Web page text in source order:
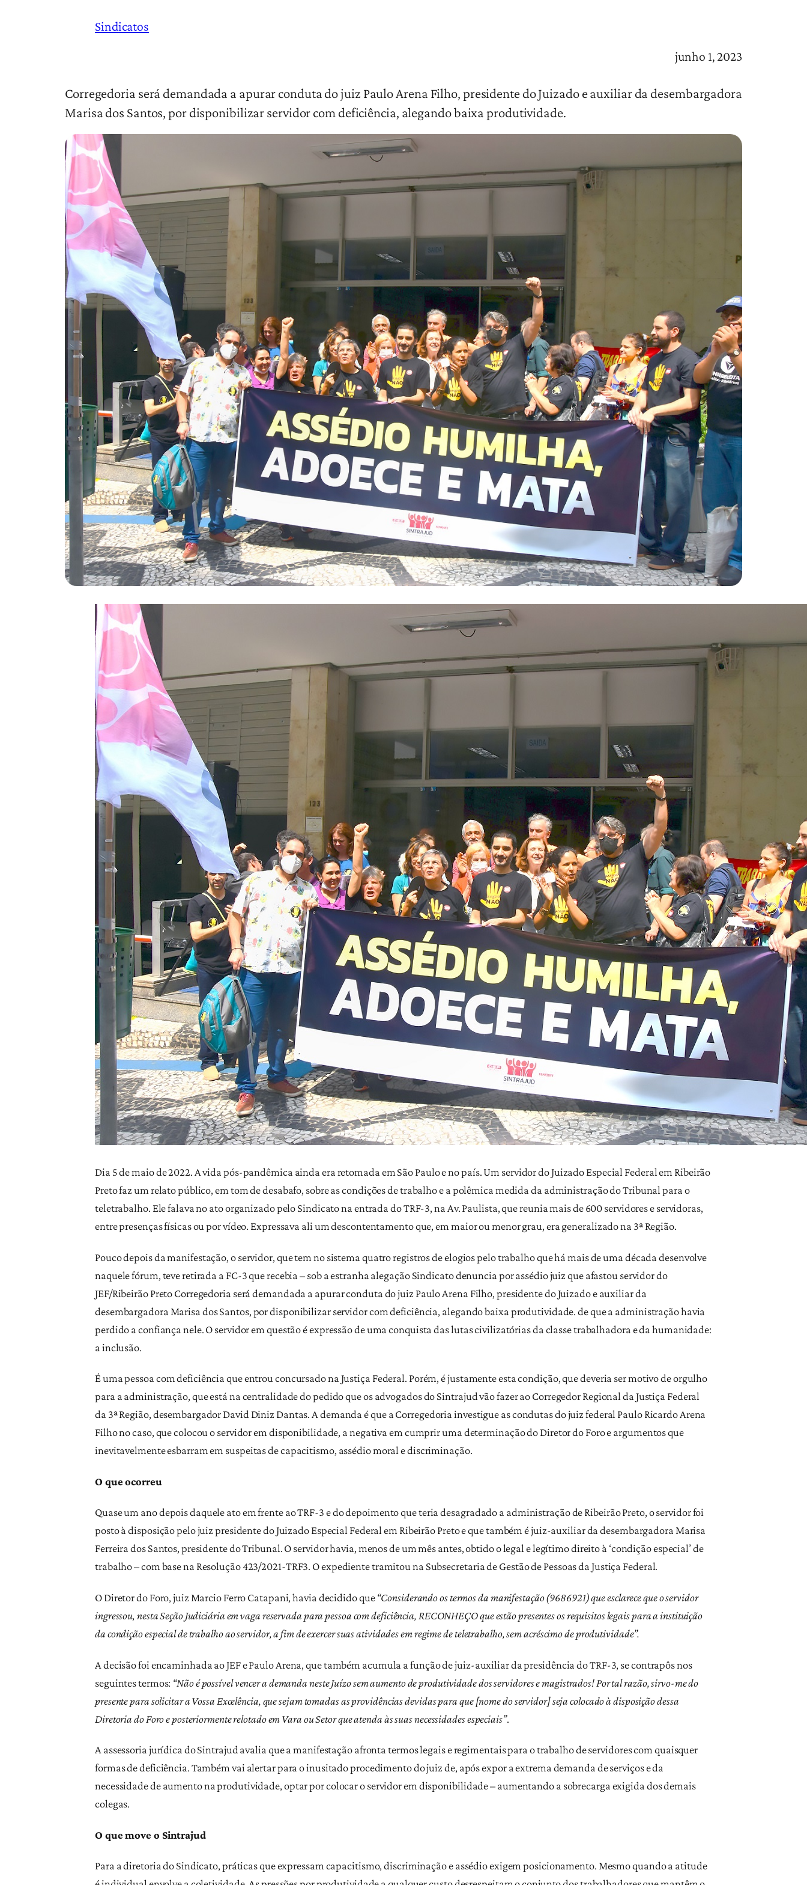
Sindicatos
junho 1, 2023
Corregedoria será demandada a apurar conduta do juiz Paulo Arena Filho, presidente do Juizado e auxiliar da desembargadora
Marisa dos Santos, por disponibilizar servidor com deficiência, alegando baixa produtividade.
Dia 5 de maio de 2022. A vida pós-pandêmica ainda era retomada em São Paulo e no país. Um servidor do Juizado Especial Federal em Ribeirão
Preto faz um relato público, em tom de desabafo, sobre as condições de trabalho e a polêmica medida da administração do Tribunal para o
teletrabalho. Ele falava no ato organizado pelo Sindicato na entrada do TRF-3, na Av. Paulista, que reunia mais de 600 servidores e servidoras,
entre presenças físicas ou por vídeo. Expressava ali um descontentamento que, em maior ou menor grau, era generalizado na 3ª Região.
Pouco depois da manifestação, o servidor, que tem no sistema quatro registros de elogios pelo trabalho que há mais de uma década desenvolve
naquele fórum, teve retirada a FC-3 que recebia – sob a estranha alegação Sindicato denuncia por assédio juiz que afastou servidor do
JEF/Ribeirão Preto Corregedoria será demandada a apurar conduta do juiz Paulo Arena Filho, presidente do Juizado e auxiliar da
desembargadora Marisa dos Santos, por disponibilizar servidor com deficiência, alegando baixa produtividade. de que a administração havia
perdido a confiança nele. O servidor em questão é expressão de uma conquista das lutas civilizatórias da classe trabalhadora e da humanidade:
a inclusão.
É uma pessoa com deficiência que entrou concursado na Justiça Federal. Porém, é justamente esta condição, que deveria ser motivo de orgulho
para a administração, que está na centralidade do pedido que os advogados do Sintrajud vão fazer ao Corregedor Regional da Justiça Federal
da 3ª Região, desembargador David Diniz Dantas. A demanda é que a Corregedoria investigue as condutas do juiz federal Paulo Ricardo Arena
Filho no caso, que colocou o servidor em disponibilidade, a negativa em cumprir uma determinação do Diretor do Foro e argumentos que
inevitavelmente esbarram em suspeitas de capacitismo, assédio moral e discriminação.
O que ocorreu
Quase um ano depois daquele ato em frente ao TRF-3 e do depoimento que teria desagradado a administração de Ribeirão Preto, o servidor foi
posto à disposição pelo juiz presidente do Juizado Especial Federal em Ribeirão Preto e que também é juiz-auxiliar da desembargadora Marisa
Ferreira dos Santos, presidente do Tribunal. O servidor havia, menos de um mês antes, obtido o legal e legítimo direito à ‘condição especial’ de
trabalho – com base na Resolução 423/2021-TRF3. O expediente tramitou na Subsecretaria de Gestão de Pessoas da Justiça Federal.
O Diretor do Foro, juiz Marcio Ferro Catapani, havia decidido que“Considerando os termos da manifestação (9686921) que esclarece que o servidor
ingressou, nesta Seção Judiciária em vaga reservada para pessoa com deficiência, RECONHEÇO que estão presentes os requisitos legais para a instituição
da condição especial de trabalho ao servidor, a fim de exercer suas atividades em regime de teletrabalho, sem acréscimo de produtividade”.
A decisão foi encaminhada ao JEF e Paulo Arena, que também acumula a função de juiz-auxiliar da presidência do TRF-3, se contrapôs nos
seguintes termos: “Não é possível vencer a demanda neste Juízo sem aumento de produtividade dos servidores e magistrados! Por tal razão, sirvo-me do
presente para solicitar a Vossa Excelência, que sejam tomadas as providências devidas para que [nome do servidor] seja colocado à disposição dessa
Diretoria do Foro e posteriormente relotado em Vara ou Setor que atenda às suas necessidades especiais”.
A assessoria jurídica do Sintrajud avalia que a manifestação afronta termos legais e regimentais para o trabalho de servidores com quaisquer
formas de deficiência. Também vai alertar para o inusitado procedimento do juiz de, após expor a extrema demanda de serviços e da
necessidade de aumento na produtividade, optar por colocar o servidor em disponibilidade – aumentando a sobrecarga exigida dos demais
colegas.
O que move o Sintrajud
Para a diretoria do Sindicato, práticas que expressam capacitismo, discriminação e assédio exigem posicionamento. Mesmo quando a atitude